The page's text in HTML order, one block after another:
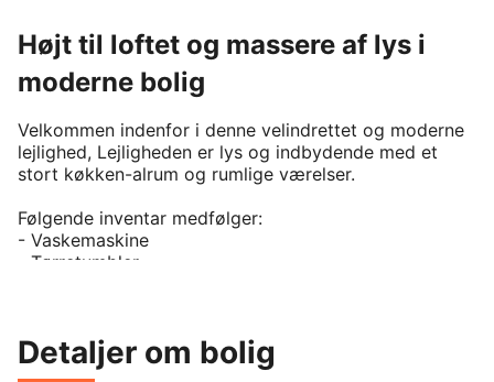
Højt til loftet og massere af lys i
moderne bolig
Velkommen indenfor i denne velindrettet og moderne
lejlighed, Lejligheden er lys og indbydende med et
stort køkken-alrum og rumlige værelser.
Følgende inventar medfølger:
- Vaskemaskine
- Tørretumbler
- Kogeplade
- Emhætte
Detaljer om bolig